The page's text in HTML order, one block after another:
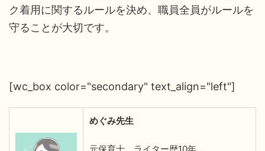
ク着用に関するルールを決め、職員全員がルールを
守ることが大切です。
[wc_box color="secondary" text_align="left"]
めぐみ先生
元保育士。ライター歴10年。